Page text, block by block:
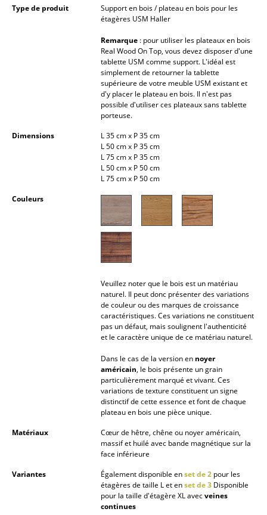
... voir tous les rangements
Suspensions & Plafonniers
Lampes de bureau
Lampadaires et Liseuses
Appliques murales
Luminaires d’extérieur
... voir tous les luminaires
Tables de chevet et Accessoires de lit
... voir tous les lits
Type de produit
Support en bois / plateau en bois pour les
étagères USM Haller
Remarque : pour utiliser les plateaux en bois
Real Wood On Top, vous devez disposer d'une
tablette USM comme support. L'idéal est
simplement de retourner la tablette
supérieure de votre meuble USM existant et
d'y placer le plateau en bois. Il n'est pas
possible d'utiliser ces plateaux sans tablette
porteuse.
Dimensions
L 35 cm x P 35 cm
L 50 cm x P 35 cm
L 75 cm x P 35 cm
L 50 cm x P 50 cm
L 75 cm x P 50 cm
Couleurs
Veuillez noter que le bois est un matériau
naturel. Il peut donc présenter des variations
de couleur ou des marques de croissance
caractéristiques. Ces variations ne constituent
pas un défaut, mais soulignent l'authenticité
et le caractère unique de ce matériau naturel.
Dans le cas de la version en noyer
américain, le bois présente un grain
particulièrement marqué et vivant. Ces
variations de texture constituent un signe
distinctif de cette essence et font de chaque
plateau en bois une pièce unique.
Matériaux
Cœur de hêtre, chêne ou noyer américain,
massif et huilé avec bande magnétique sur la
face inférieure
Variantes
Également disponible enset de 2 pour les
étagères de taille L et enset de 3 Disponible
pour la taille d'étagère XL avecveines
continues